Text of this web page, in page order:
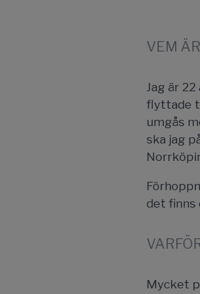
VEM
Jag är
flyttade
umgås
ska jag
det finns
Mycket